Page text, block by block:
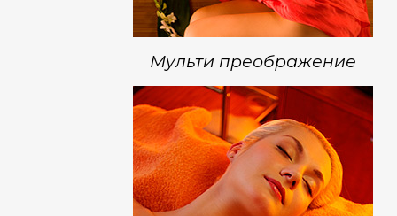
Мульти преображение